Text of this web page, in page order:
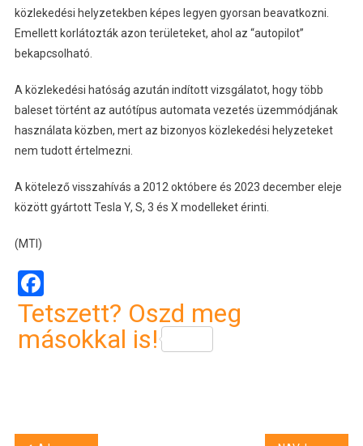
közlekedési helyzetekben képes legyen gyorsan beavatkozni.
Emellett korlátozták azon területeket, ahol az “autopilot”
bekapcsolható.
A közlekedési hatóság azután indított vizsgálatot, hogy több
baleset történt az autótípus automata vezetés üzemmódjának
használata közben, mert az bizonyos közlekedési helyzeteket
nem tudott értelmezni.
A kötelező visszahívás a 2012 októbere és 2023 december eleje
között gyártott Tesla Y, S, 3 és X modelleket érinti.
(MTI)
Facebook
Tetszett? Oszd meg
másokkal is!